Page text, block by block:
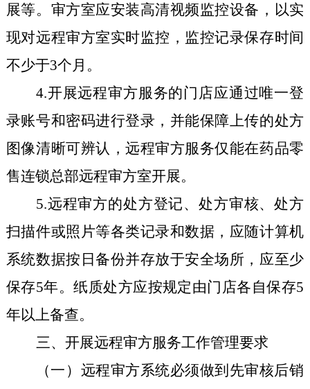
展等。审方室应安装高清视频监控设备，以实
现对远程审方室实时监控，监控记录保存时间
不少于3个月。
4.开展远程审方服务的门店应通过唯一登
录账号和密码进行登录 ， 并能保障上传的处方
图像清晰可辨认 ，远程审方服务仅能在药品零
售连锁总部远程审方室开展。
5.远程审方的处方登记、处方审核、处方
扫描件或照片等各类记录和数据，应随计算机
系统数据按日备份并存放于安全场所，应至少
保存5年。纸质处方应按规定由门店各自保存5
年以上备查。
三、开展远程审方服务工作管理要求
（一）远程审方系统必须做到先审核后销